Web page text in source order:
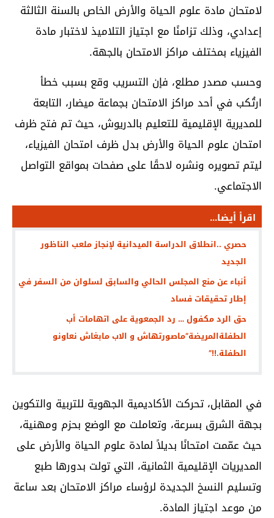
لامتحان مادة علوم الحياة والأرض الخاص بالسنة الثالثة
إعدادي، وذلك تزامنًا مع اجتياز التلاميذ لاختبار مادة
الفيزياء بمختلف مراكز الامتحان بالجهة.
وحسب مصدر مطلع، فإن التسريب وقع بسبب خطأ
ارتُكب في أحد مراكز الامتحان بجماعة ميضار، التابعة
للمديرية الإقليمية للتعليم بالدريوش، حيث تم فتح ظرف
امتحان علوم الحياة والأرض بدل ظرف امتحان الفيزياء،
ليتم تصويره ونشره لاحقًا على صفحات بمواقع التواصل
الاجتماعي.
اقرأ أيضا...
حصري ..انطلاق الدراسة الميدانية لإنجاز ملعب الناظور
الجديد
أنباء عن منع المجلس الحالي والسابق لسلوان من السفر في
إطار تحقيقات فساد
حق الرد مكفول … رد الجمعوية على اتهامات أب
الطفلةالمريضة”ماصورتهاش و الاب مابغاش نعاونو
الطفلة.!!”
في المقابل، تحركت الأكاديمية الجهوية للتربية والتكوين
بجهة الشرق بسرعة، وتعاملت مع الوضع بحزم ومهنية،
حيث عمّمت امتحانًا بديلاً لمادة علوم الحياة والأرض على
المديريات الإقليمية الثمانية، التي تولت بدورها طبع
وتسليم النسخ الجديدة لرؤساء مراكز الامتحان بعد ساعة
من موعد اجتياز المادة.